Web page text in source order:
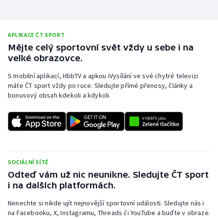
APLIKACE ČT SPORT
Mějte celý sportovní svět vždy u sebe i na
velké obrazovce.
S mobilní aplikací, HbbTV a apkou iVysílání ve své chytré televizi
máte ČT sport vždy po ruce. Sledujte přímé přenosy, články a
bonusový obsah kdekoli a kdykoli.
SOCIÁLNÍ SÍTĚ
Odteď vám už nic neunikne. Sledujte ČT sport
i na dalších platformách.
Nenechte si nikde ujít nejnovější sportovní události. Sledujte nás i
na Facebooku, X, Instagramu, Threads či YouTube a buďte v obraze.